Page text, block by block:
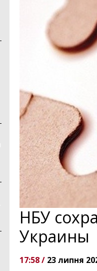
НБУ
Украины
17:58 / 23 липня